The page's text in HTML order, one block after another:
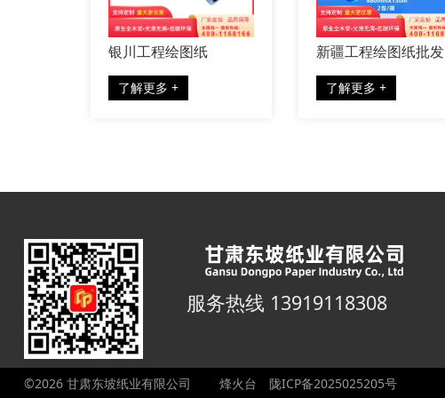
银川工程绘图纸
了解更多 +
新疆工程绘图纸批发
了解更多 +
服务热线 13919118308
©2026 甘肃东坡纸业有限公司 烽火台 陇ICP备2025025205号